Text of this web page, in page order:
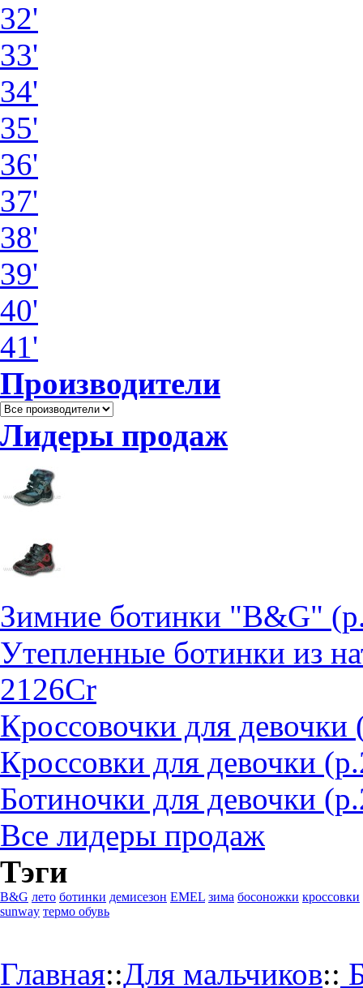
32'
33'
34'
35'
36'
37'
38'
39'
40'
41'
Производители
Лидеры продаж
Зимние ботинки "B&G"
Утепленные ботинки из
2126Cr
Кроссовочки для
Кроссовки для девочки
Ботиночки для девочки
Все лидеры продаж
Тэги
B&G лето ботинки демисезон EMEL зима босоножки кроссовки
sunway термо обувь
Главная::Для мальчиков::